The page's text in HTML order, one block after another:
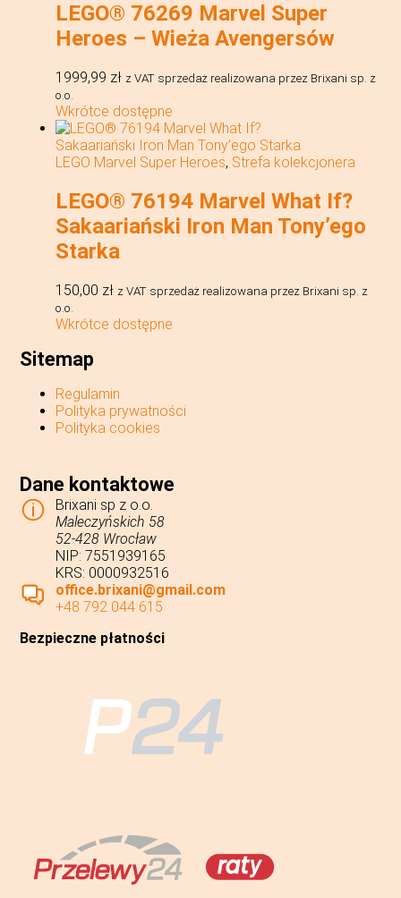
LEGO® 76269 Marvel Super
Heroes – Wieża Avengersów
1999,99 zł z VAT sprzedaż realizowana przez Brixani sp. z
o.o.
Wkrótce dostępne
LEGO Marvel Super Heroes, Strefa kolekcjonera
LEGO® 76194 Marvel What If?
Sakaariański Iron Man Tony’ego
Starka
150,00 zł z VAT sprzedaż realizowana przez Brixani sp. z
o.o.
Wkrótce dostępne
Sitemap
Regulamin
Polityka prywatności
Polityka cookies
Dane kontaktowe
Brixani sp z o.o.
Maleczyńskich 58
52-428 Wrocław
NIP: 7551939165
KRS: 0000932516
office.brixani@gmail.com
+48 792 044 615
Bezpieczne płatności